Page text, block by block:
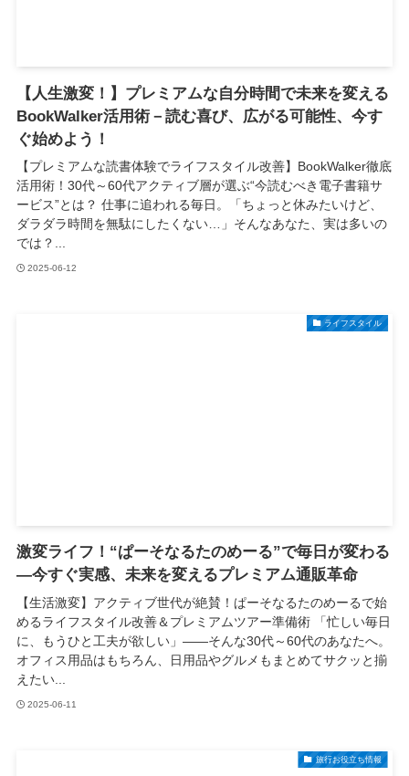
【人生激変！】プレミアムな自分時間で未来を変える
BookWalker活用術－読む喜び、広がる可能性、今す
ぐ始めよう！
【プレミアムな読書体験でライフスタイル改善】BookWalker徹底
活用術！30代～60代アクティブ層が選ぶ“今読むべき電子書籍サ
ービス”とは？ 仕事に追われる毎日。「ちょっと休みたいけど、
ダラダラ時間を無駄にしたくない…」そんなあなた、実は多いの
では？...
2025-06-12
ライフスタイル
激変ライフ！“ぱーそなるたのめーる”で毎日が変わる
—今すぐ実感、未来を変えるプレミアム通販革命
【生活激変】アクティブ世代が絶賛！ぱーそなるたのめーるで始
めるライフスタイル改善＆プレミアムツアー準備術 「忙しい毎日
に、もうひと工夫が欲しい」——そんな30代～60代のあなたへ。
オフィス用品はもちろん、日用品やグルメもまとめてサクッと揃
えたい...
2025-06-11
旅行お役立ち情報